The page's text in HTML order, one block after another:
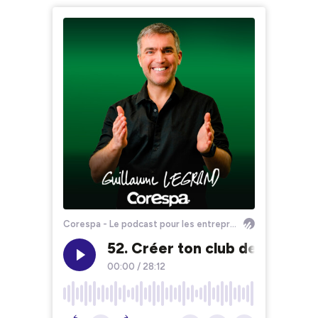
Corespa - Le podcast pour les entrepreneurs du fitness
52. Créer ton club de sport,
00:00 / 28:12